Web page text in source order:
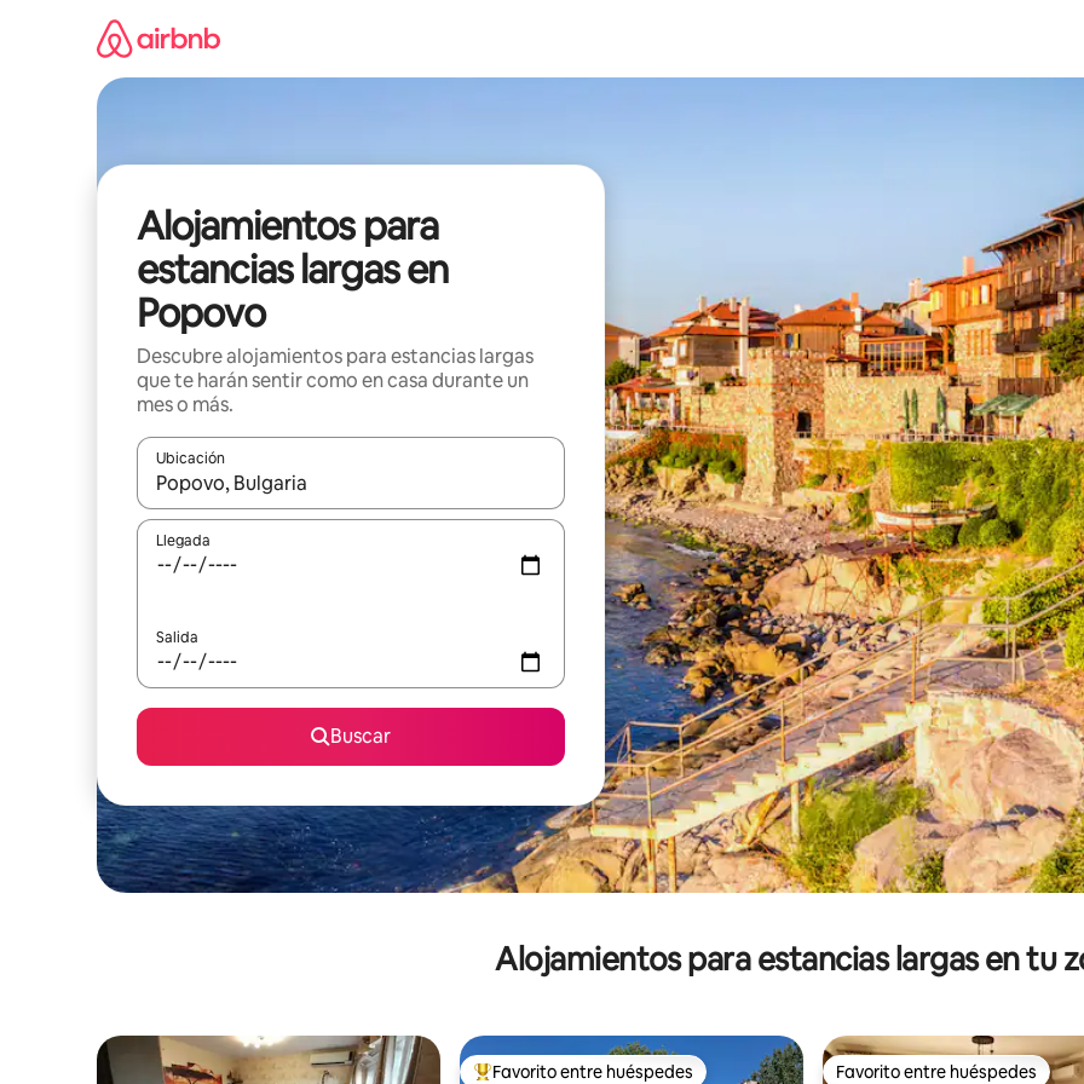
Alojamientos para
estancias largas en
Popovo
Descubre alojamientos para estancias largas
que te harán sentir como en casa durante un
mes o más.
Ubicación
Cuando los resultados estén disponibles, podrás navegar usando las teclas de las flechas hacia arriba y hacia abajo, o
Llegada
Salida
Buscar
Alojamientos para estancias largas en tu
Favorito entre huéspedes Favorito entre huéspedes